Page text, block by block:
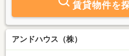
かせ下さい。専門スタッフが、元気に明
手伝いをさせて頂きます。初期費用の
ります！クレジットカード、分割払い
お選びいただけます★LINEで簡単にお部
賃貸物件を
アンドハウス（株）